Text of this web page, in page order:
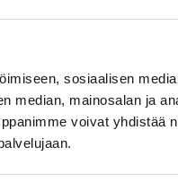
sosiaalisen
median, mainosalan ja
voivat yhdistää